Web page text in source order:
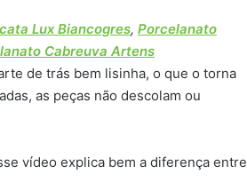
Lux Biancogres, Porcelanato
Cabreuva Artens
de trás bem lisinha, o que o torna
as peças não descolam ou
vídeo explica bem a diferença entre